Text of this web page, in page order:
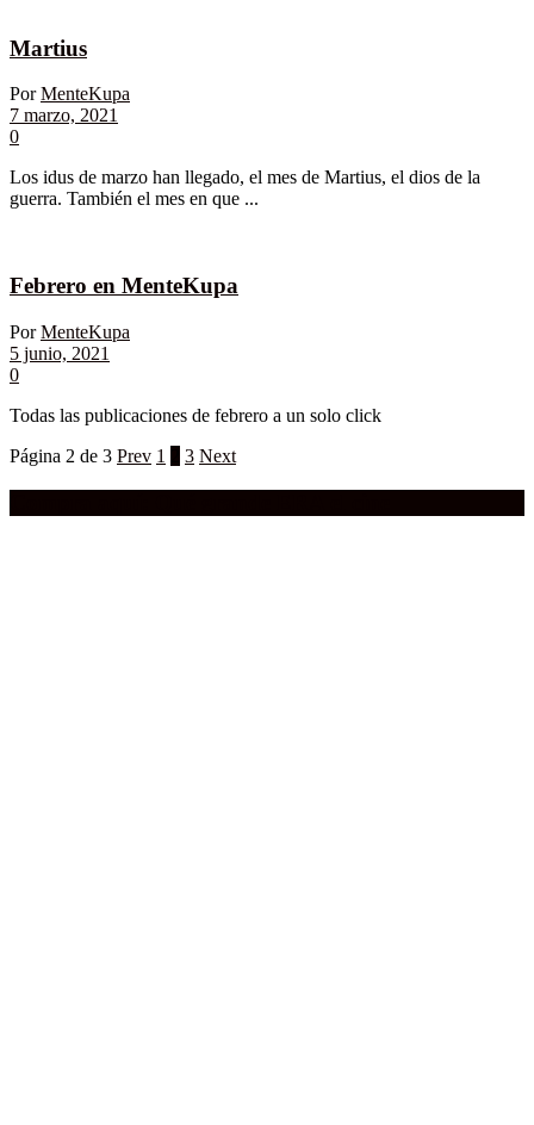
Martius
Por MenteKupa
7 marzo, 2021
0
Los idus de marzo han llegado, el mes de Martius, el dios de la
guerra. También el mes en que ...
Febrero en MenteKupa
Por MenteKupa
5 junio, 2021
0
Todas las publicaciones de febrero a un solo click
Página 2 de 3 Prev 1 3 Next